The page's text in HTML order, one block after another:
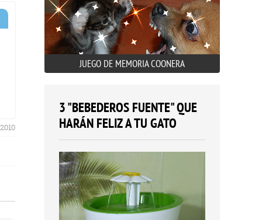
JUEGO DE MEMORIA COONERA
3 "BEBEDEROS FUENTE" QUE
HARÁN FELIZ A TU GATO